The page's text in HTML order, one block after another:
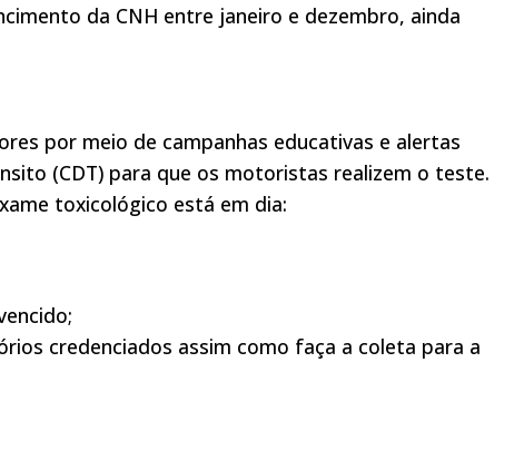
da CNH entre janeiro e dezembro, ainda
por meio de campanhas educativas e alertas
(CDT) para que os motoristas realizem o teste.
toxicológico está em dia:
credenciados assim como faça a coleta para a